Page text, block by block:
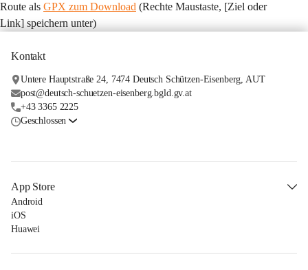
Route als GPX zum Download (Rechte Maustaste, [Ziel oder
Link] speichern unter)
Kontakt
Untere Hauptstraße 24, 7474 Deutsch Schützen-Eisenberg, AUT
post@deutsch-schuetzen-eisenberg.bgld.gv.at
+43 3365 2225
Geschlossen
App Store
Android
iOS
Huawei